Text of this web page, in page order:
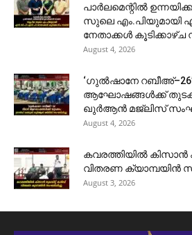
പാർലമെന്റിൽ
സുലെ എം.പിയുമായി
നേതാക്കൾ കൂടിക്കാഴ്ച
August 4, 2026
‘ഗുൽഷാനേ റബീഅ്–26’
ആഘോഷങ്ങൾക്ക്
ഖുർആൻ മജ്‌ലിസ്
August 4, 2026
കവരത്തിയിൽ കിസാൻ
വിതരണ ക്യാമ്പയിൻ
August 3, 2026